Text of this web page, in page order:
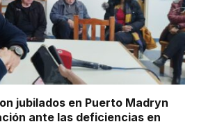
jubilados en Puerto Madryn
ante las deficiencias en